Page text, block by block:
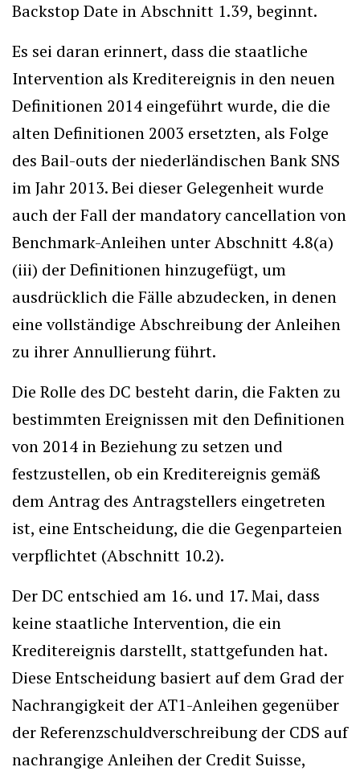
Backstop Date in Abschnitt 1.39, beginnt.
Es sei daran erinnert, dass die staatliche
Intervention als Kreditereignis in den neuen
Definitionen 2014 eingeführt wurde, die die
alten Definitionen 2003 ersetzten, als Folge
des Bail-outs der niederländischen Bank SNS
im Jahr 2013. Bei dieser Gelegenheit wurde
auch der Fall der mandatory cancellation von
Benchmark-Anleihen unter Abschnitt 4.8(a)
(iii) der Definitionen hinzugefügt, um
ausdrücklich die Fälle abzudecken, in denen
eine vollständige Abschreibung der Anleihen
zu ihrer Annullierung führt.
Die Rolle des DC besteht darin, die Fakten zu
bestimmten Ereignissen mit den Definitionen
von 2014 in Beziehung zu setzen und
festzustellen, ob ein Kreditereignis gemäß
dem Antrag des Antragstellers eingetreten
ist, eine Entscheidung, die die Gegenparteien
verpflichtet (Abschnitt 10.2).
Der DC entschied am 16. und 17. Mai, dass
keine staatliche Intervention, die ein
Kreditereignis darstellt, stattgefunden hat.
Diese Entscheidung basiert auf dem Grad der
Nachrangigkeit der AT1-Anleihen gegenüber
der Referenzschuldverschreibung der CDS auf
nachrangige Anleihen der Credit Suisse,